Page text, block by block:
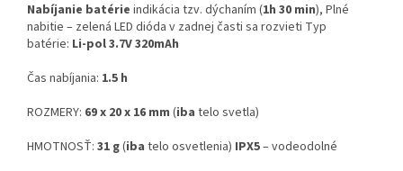
Nabíjanie batérie indikácia tzv. dýchaním (1h 30 min), Plné
nabitie – zelená LED dióda v zadnej časti sa rozvieti Typ
batérie: Li-pol 3.7V 320mAh
Čas nabíjania: 1.5 h
ROZMERY: 69 x 20 x 16 mm (iba telo svetla)
HMOTNOSŤ: 31 g(iba telo osvetlenia) IPX5– vodeodolné